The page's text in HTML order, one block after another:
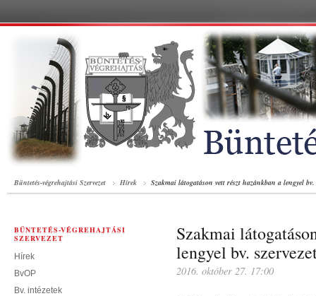
Büntetés-végrehajtási Szervezet Hírek Szakmai látogatáson vett részt hazánkban a lengyel bv.
BÜNTETÉS-VÉGREHAJTÁSI
SZERVEZET
Hírek
BvOP
Bv. intézetek
Szakmai
lengyel bv.
2016. október 27. 17:00